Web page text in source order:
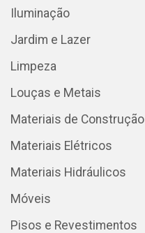
Iluminação
Jardim e Lazer
Limpeza
Louças e Metais
Materiais de Construção
Materiais Elétricos
Materiais Hidráulicos
Móveis
Pisos e Revestimentos